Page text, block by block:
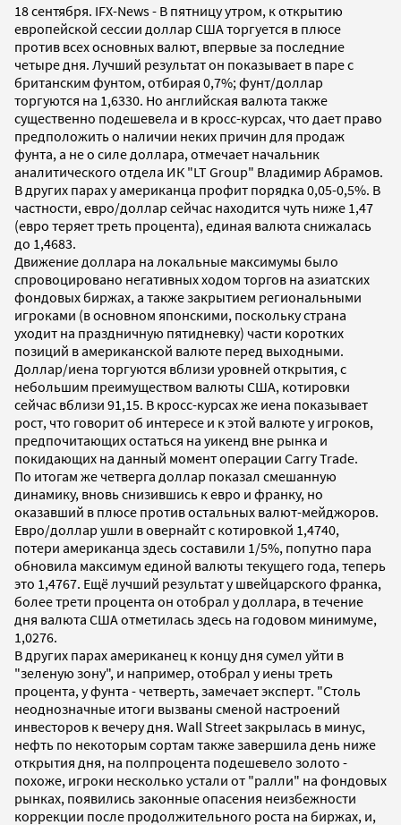
18 сентября. IFX-News - В пятницу утром, к открытию
европейской сессии доллар США торгуется в плюсе
против всех основных валют, впервые за последние
четыре дня. Лучший результат он показывает в паре с
британским фунтом, отбирая 0,7%; фунт/доллар
торгуются на 1,6330. Но английская валюта также
существенно подешевела и в кросс-курсах, что дает право
предположить о наличии неких причин для продаж
фунта, а не о силе доллара, отмечает начальник
аналитического отдела ИК "LT Group" Владимир Абрамов.
В других парах у американца профит порядка 0,05-0,5%. В
частности, евро/доллар сейчас находится чуть ниже 1,47
(евро теряет треть процента), единая валюта снижалась
до 1,4683.
Движение доллара на локальные максимумы было
спровоцировано негативных ходом торгов на азиатских
фондовых биржах, а также закрытием региональными
игроками (в основном японскими, поскольку страна
уходит на праздничную пятидневку) части коротких
позиций в американской валюте перед выходными.
Доллар/иена торгуются вблизи уровней открытия, с
небольшим преимуществом валюты США, котировки
сейчас вблизи 91,15. В кросс-курсах же иена показывает
рост, что говорит об интересе и к этой валюте у игроков,
предпочитающих остаться на уикенд вне рынка и
покидающих на данный момент операции Carry Trade.
По итогам же четверга доллар показал смешанную
динамику, вновь снизившись к евро и франку, но
оказавший в плюсе против остальных валют-мейджоров.
Евро/доллар ушли в овернайт с котировкой 1,4740,
потери американца здесь составили 1/5%, попутно пара
обновила максимум единой валюты текущего года, теперь
это 1,4767. Ещё лучший результат у швейцарского франка,
более трети процента он отобрал у доллара, в течение
дня валюта США отметилась здесь на годовом минимуме,
1,0276.
В других парах американец к концу дня сумел уйти в
"зеленую зону", и например, отобрал у иены треть
процента, у фунта - четверть, замечает эксперт. "Столь
неоднозначные итоги вызваны сменой настроений
инвесторов к вечеру дня. Wall Street закрылась в минус,
нефть по некоторым сортам также завершила день ниже
открытия дня, на полпроцента подешевело золото -
похоже, игроки несколько устали от "ралли" на фондовых
рынках, появились законные опасения неизбежности
коррекции после продолжительного роста на биржах, и,